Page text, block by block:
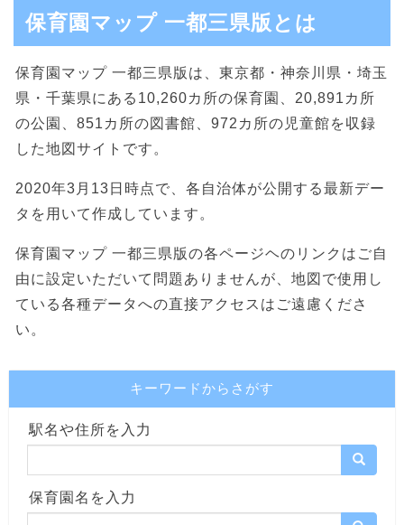
保育園マップ 一都三県版とは
保育園マップ 一都三県版は、東京都・神奈川県・埼玉
県・千葉県にある10,260カ所の保育園、20,891カ所
の公園、851カ所の図書館、972カ所の児童館を収録
した地図サイトです。
2020年3月13日時点で、各自治体が公開する最新デー
タを用いて作成しています。
保育園マップ 一都三県版の各ページヘのリンクはご自
由に設定いただいて問題ありませんが、地図で使用し
ている各種データへの直接アクセスはご遠慮くださ
い。
キーワードからさがす
駅名や住所を入力
保育園名を入力